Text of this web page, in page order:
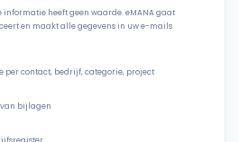
heeft geen waarde. eMANA gaat
en maakt alle gegevens in uw e-mails
per contact, bedrijf, categorie, project
bijlagen